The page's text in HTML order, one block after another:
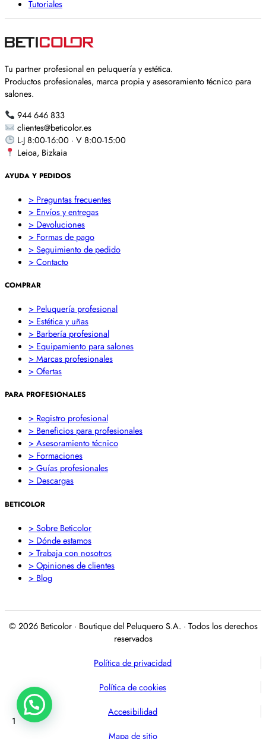
Tutoriales
Tu partner profesional en peluquería y estética.
Productos profesionales, marca propia y asesoramiento técnico para
salones.
944 646 833
clientes@beticolor.es
L-J 8:00-16:00 · V 8:00-15:00
Leioa, Bizkaia
AYUDA Y PEDIDOS
> Preguntas frecuentes
> Envíos y entregas
> Devoluciones
> Formas de pago
> Seguimiento de pedido
> Contacto
COMPRAR
> Peluquería profesional
> Estética y uñas
> Barbería profesional
> Equipamiento para salones
> Marcas profesionales
> Ofertas
PARA PROFESIONALES
> Registro profesional
> Beneficios para profesionales
> Asesoramiento técnico
> Formaciones
> Guías profesionales
> Descargas
BETICOLOR
> Sobre Beticolor
> Dónde estamos
> Trabaja con nosotros
> Opiniones de clientes
> Blog
© 2026 Beticolor · Boutique del Peluquero S.A. · Todos los derechos
reservados
Política de privacidad
Política de cookies
Accesibilidad
Mapa de sitio
1